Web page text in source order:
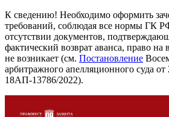
К сведению! Необходимо оформить
требований, соблюдая все нормы ГК
отсутствии документов,
фактический возврат аванса, право
не возникает (см. Постановление
арбитражного апелляционного суда от
18АП-13786/2022).